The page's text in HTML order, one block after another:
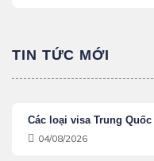
TIN TỨC MỚI
Các loại visa Trung Quốc
04/08/2026